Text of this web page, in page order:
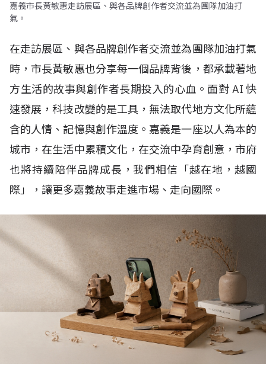
嘉義市長黃敏惠走訪展區、與各品牌創作者交流並為團隊加油打
氣。
在走訪展區、與各品牌創作者交流並為團隊加油打氣
時，市長黃敏惠也分享每一個品牌背後，都承載著地
方生活的故事與創作者長期投入的心血。面對 AI快
速發展，科技改變的是工具，無法取代地方文化所蘊
含的人情、記憶與創作溫度。嘉義是一座以人為本的
城市，在生活中累積文化，在交流中孕育創意，市府
也將持續陪伴品牌成長，我們相信「越在地，越國
際」，讓更多嘉義故事走進市場、走向國際。